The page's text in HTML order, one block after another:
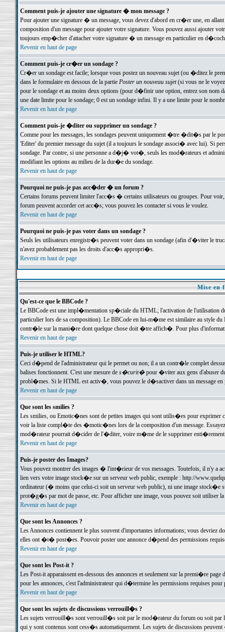
Comment puis-je ajouter une signature � mon message ?
Pour ajouter une signature � un message, vous devez d'abord en cr�er une, en
composition d'un message pour ajouter votre signature. Vous pouvez aussi ajouter
toujours emp�cher d'attacher votre signature � un message en particulier en
Revenir en haut de page
Comment puis-je cr�er un sondage ?
Cr�er un sondage est facile; lorsque vous postez un nouveau sujet (ou �ditez le
dans le formulaire en dessous de la partie Poster un nouveau sujet(si vous ne le voyez
pour le sondage et au moins deux options (pour d�finir une option, entrez son nom
une date limite pour le sondage; 0 est un sondage infini. Il y a une limite pour le
Revenir en haut de page
Comment puis-je �diter ou supprimer un sondage ?
Comme pour les messages, les sondages peuvent uniquement �tre �dit�s par le
'Editer' du premier message du sujet (il a toujours le sondage associ� avec lui). Si
sondage. Par contre, si une personne a d�j� vot�, seuls les mod�rateurs et
modifiant les options au milieu de la dur�e du sondage.
Revenir en haut de page
Pourquoi ne puis-je pas acc�der � un forum ?
Certains forums peuvent limiter l'acc�s � certains utilisateurs ou groupes. Pour
forum peuvent accorder cet acc�s; vous pouvez les contacter si vous le voulez.
Revenir en haut de page
Pourquoi ne puis-je pas voter dans un sondage ?
Seuls les utilisateurs enregistr�s peuvent voter dans un sondage (afin d'�viter le
n'avez probablement pas les droits d'acc�s appropri�s.
Revenir en haut de page
Mise en
Qu'est-ce que le BBCode ?
Le BBCode est une impl�mentation sp�ciale du HTML; l'activation de l'utilisation
particulier lors de sa composition). Le BBCode en lui-m�me est similaire au style
contr�le sur la mani�re dont quelque chose doit �tre affich�. Pour plus
Revenir en haut de page
Puis-je utiliser le HTML?
Ceci d�pend de l'administrateur qui le permet ou non; il a un contr�le complet
balises fonctionnent. C'est une mesure de s�curit�pour �viter aux gens d'abuser
probl�mes. Si le HTML est activ�, vous pouvez le d�sactiver dans un message en
Revenir en haut de page
Que sont les smilies ?
Les smilies, ou Emotic�nes sont de petites images qui sont utilis�es pour exprimer
voir la liste compl�te des �motic�nes lors de la composition d'un message.
mod�rateur pourrait d�cider de l'�diter, voire m�me de le supprimer
Revenir en haut de page
Puis-je poster des Images?
Vous pouvez montrer des images � l'int�rieur de vos messages. Toutefois, il n'y a
lien vers votre image stock�e sur un serveur web public, exemple : http://
ordinateur (� moins que celui-ci soit un serveur web public), ni une image stock�e
prot�g�s par mot de passe, etc. Pour afficher une image, vous pouvez soit
Revenir en haut de page
Que sont les Annonces ?
Les Annonces contiennent le plus souvent d'importantes informations; vous devriez
elles ont �t� post�es. Pouvoir poster une annonce d�pend des permissions
Revenir en haut de page
Que sont les Post-it ?
Les Post-it apparaissent en-dessous des annonces et seulement sur la premi�re
pour les annonces, c'est l'administrateur qui d�termine les permissions requises pour
Revenir en haut de page
Que sont les sujets de discussions verrouill�s ?
Les sujets verrouill�s sont verrouill�s soit par le mod�rateur du forum ou soit par
qui y sont contenus sont cess�s automatiquement. Les sujets de discussions